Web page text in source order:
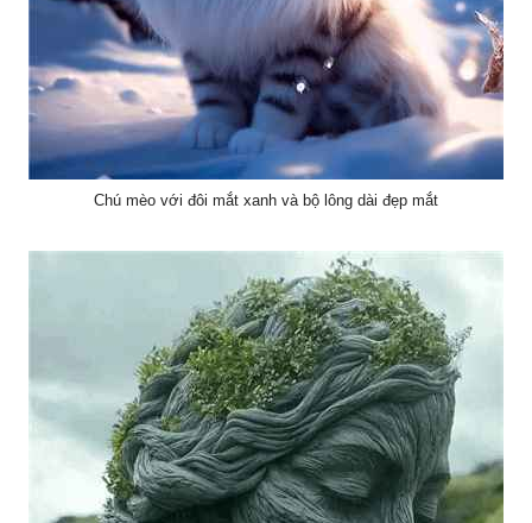
Chú mèo với đôi mắt xanh và bộ lông dài đẹp mắt